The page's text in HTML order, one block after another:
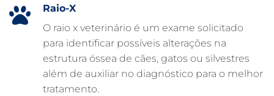
EMERGÊNCIA VETERINÁRIA
EMERGÊNCIA PARA PETS
CUIDADOS INTENSIVOS EM ANIMAIS
Raio-X
O raio x veterinário é um exame solicitado
para identificar possíveis alterações na
estrutura óssea de cães, gatos ou silvestres
além de auxiliar no diagnóstico para o melhor
tratamento.